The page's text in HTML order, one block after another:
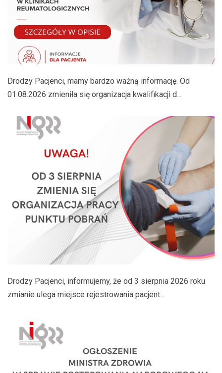
Drodzy Pacjenci, mamy bardzo ważną informację. Od
01.08.2026 zmieniła się organizacja kwalifikacji d...
Drodzy Pacjenci, informujemy, że od 3 sierpnia 2026 roku
zmianie ulega miejsce rejestrowania pacjent...